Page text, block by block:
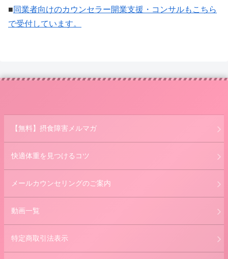
■同業者向けのカウンセラー開業支援・コンサルもこちら
で受付しています。
【無料】摂食障害メルマガ
快適体重を見つけるコツ
メールカウンセリングのご案内
動画一覧
特定商取引法表示